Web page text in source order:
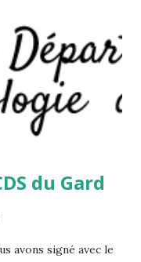
du Gard
avons signé avec le